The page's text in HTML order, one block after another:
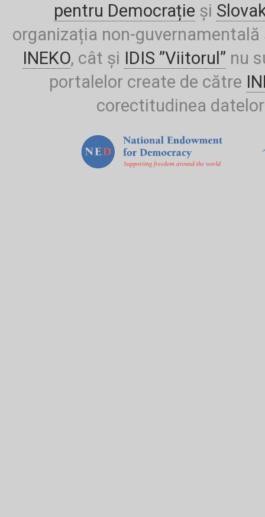
pentru Democrație și
organizația non-
INEKO, cât și IDIS ”Viitorul” nu
portalelor create de către
corectitudinea